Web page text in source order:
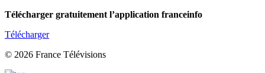
Télécharger gratuitement l’application franceinfo
Télécharger
© 2026 France Télévisions